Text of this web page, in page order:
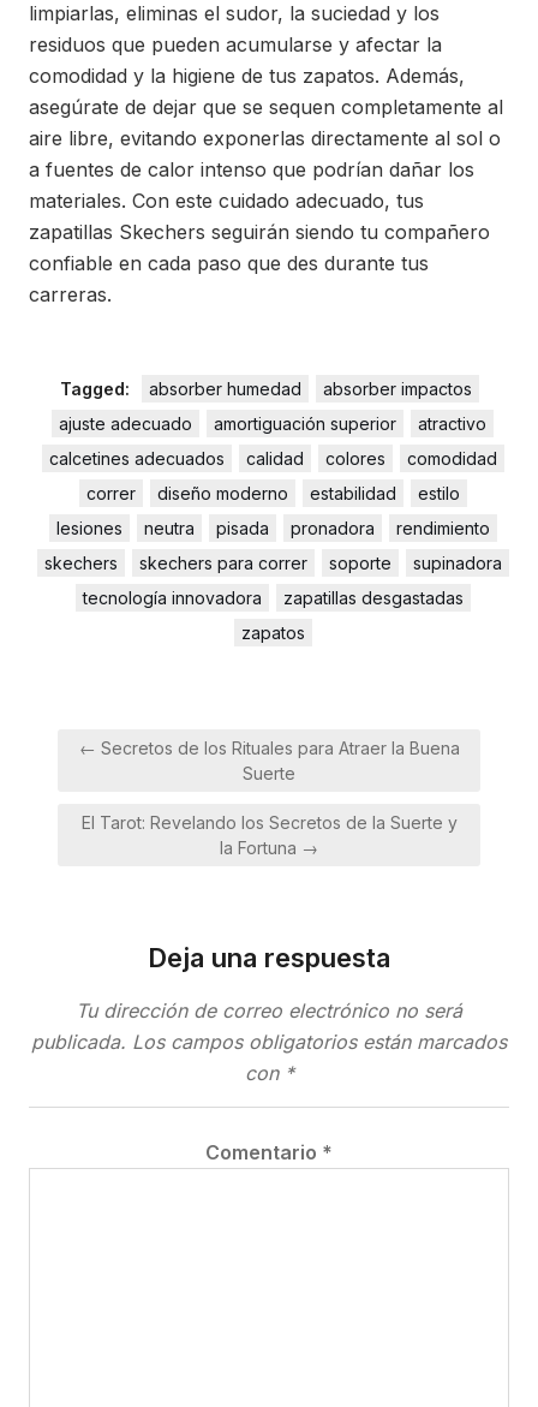
limpiarlas, eliminas el sudor, la suciedad y los
residuos que pueden acumularse y afectar la
comodidad y la higiene de tus zapatos. Además,
asegúrate de dejar que se sequen completamente al
aire libre, evitando exponerlas directamente al sol o
a fuentes de calor intenso que podrían dañar los
materiales. Con este cuidado adecuado, tus
zapatillas Skechers seguirán siendo tu compañero
confiable en cada paso que des durante tus
carreras.
Tagged: absorber humedad
absorber impactos
ajuste adecuado
amortiguación superior
atractivo
calcetines adecuados
calidad colores
comodidad
correr
diseño moderno estabilidad
estilo
lesiones
neutra pisada pronadora
rendimiento
skechers
skechers para correr soporte
supinadora
tecnología innovadora
zapatillas desgastadas
zapatos
Navegación
← Secretos de los Rituales para Atraer la Buena
Suerte
El Tarot: Revelando los Secretos de la Suerte y
la Fortuna →
Deja una respuesta
Tu dirección de correo electrónico no será
publicada. Los campos obligatorios están marcados
con *
Comentario *